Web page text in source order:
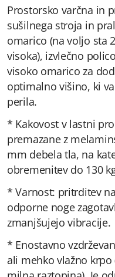
Prostorsko varčna in
sušilnega stroja in
omarico (na voljo sta
visoka), izvlečno
visoko omarico za
optimalno višino, ki
perila.
* Kakovost v lastni
premazane z
mm debela tla, na
obremenitev do 130
* Varnost: pritrditev
odporne noge
zmanjšujejo vibracije.
* Enostavno
ali mehko vlažno